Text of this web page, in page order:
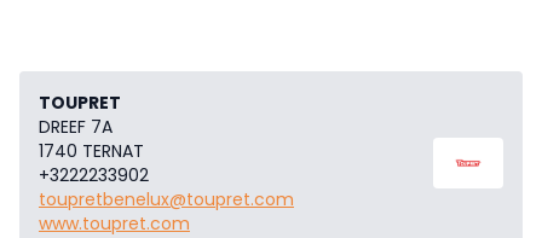
TOUPRET
DREEF 7A
1740 TERNAT
+3222233902
toupretbenelux@toupret.com
www.toupret.com